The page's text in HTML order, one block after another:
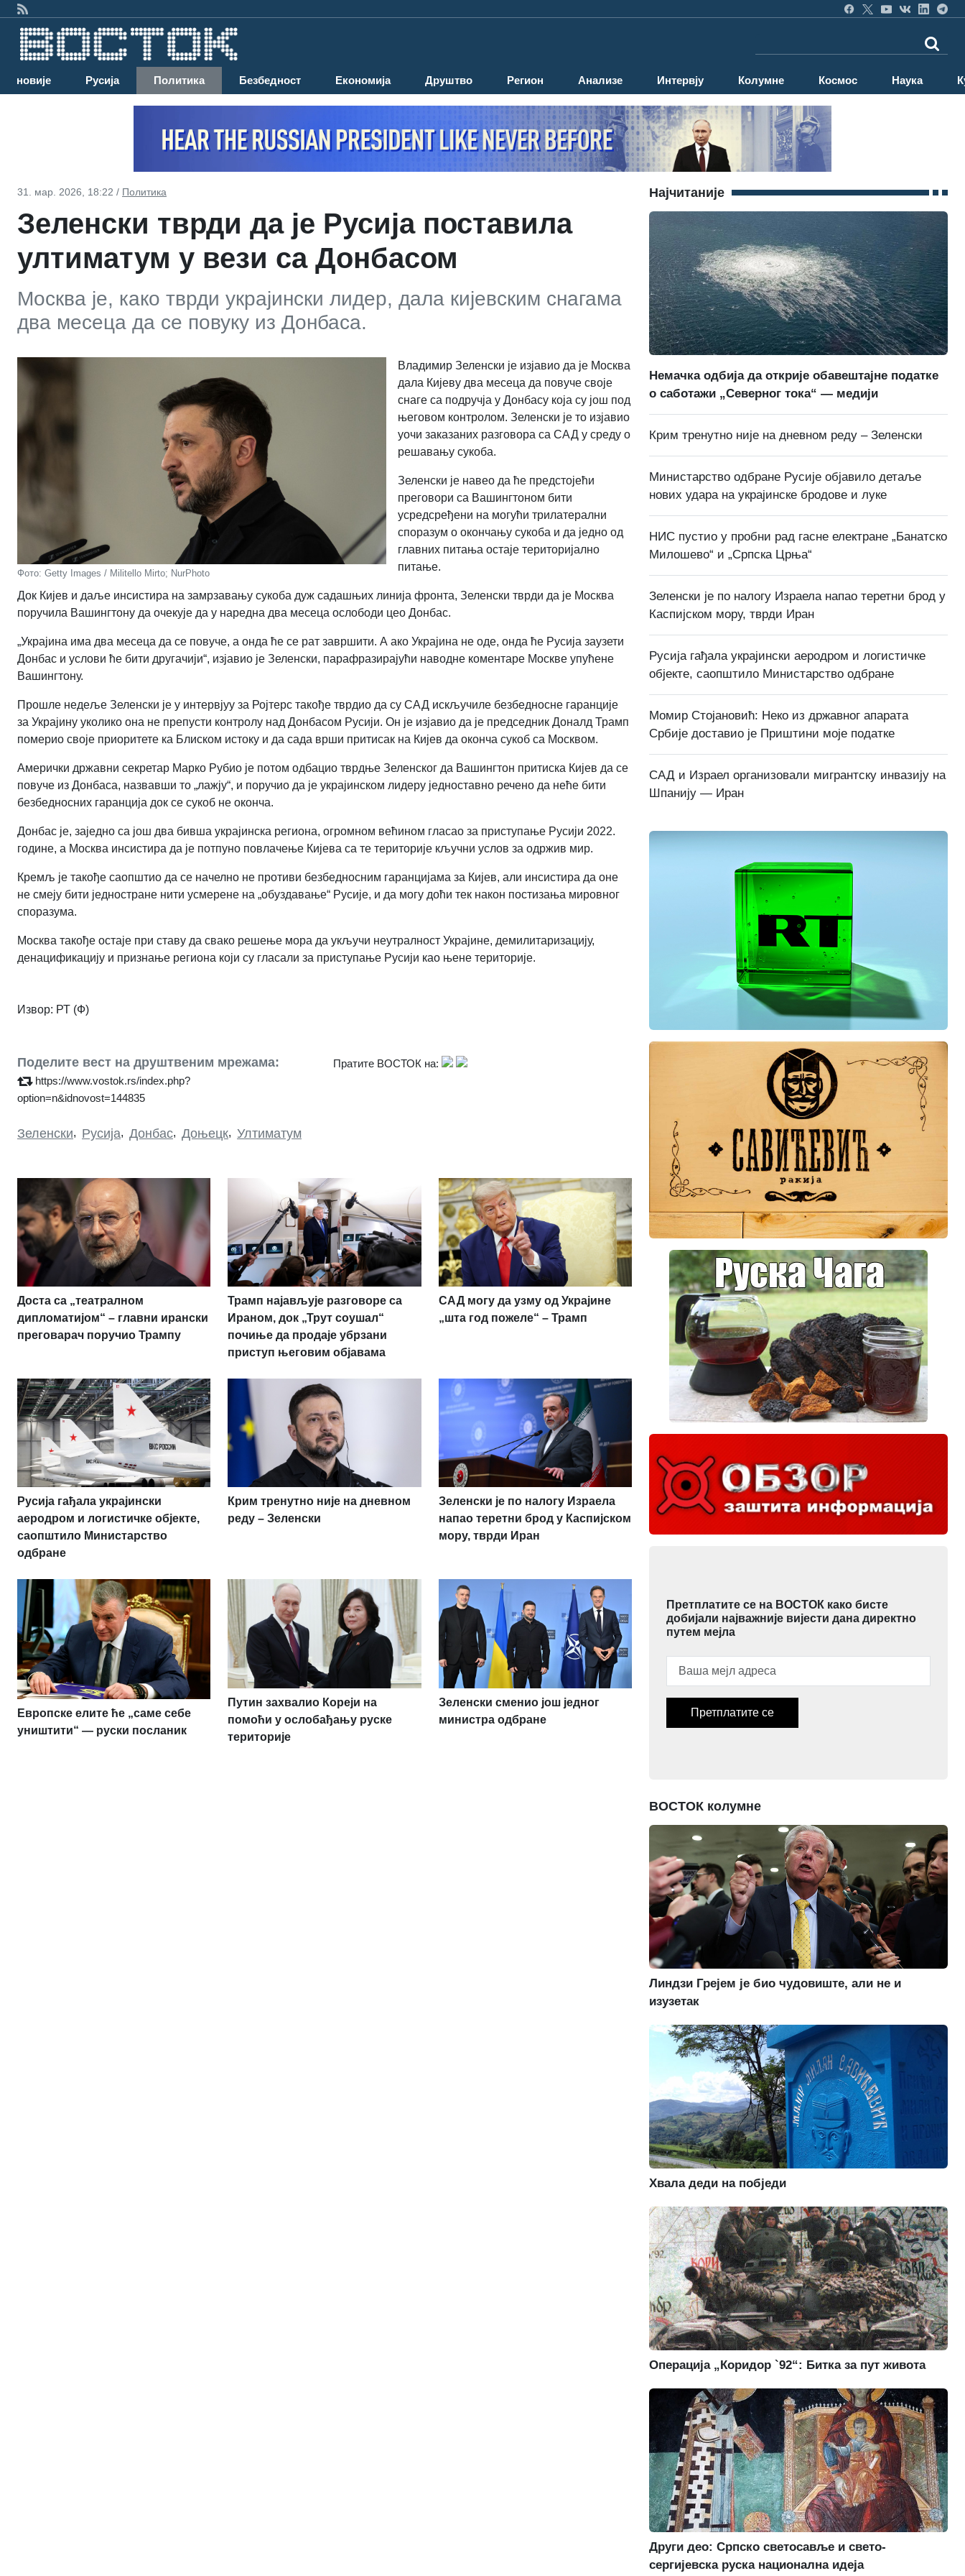
Најновије Русија Политика Безбедност Економија Друштво Регион Анализе Интервју Колумне Космос Наука
31. мар. 2026, 18:22 / Политика
Зеленски тврди да је Русија поставила
ултиматум у вези са Донбасом
Москва је, како тврди украјински лидер, дала кијевским снагама
два месеца да се повуку из Донбаса.
Фото: Getty Images / Militello Mirto; NurPhoto
Владимир Зеленски је изјавио да је Москва
дала Кијеву два месеца да повуче своје
снаге са подручја у Донбасу која су још под
његовом контролом. Зеленски је то изјавио
уочи заказаних разговора са САД у среду о
решавању сукоба.
Зеленски је навео да ће предстојећи
преговори са Вашингтоном бити
усредсређени на могући трилатерални
споразум о окончању сукоба и да једно од
главних питања остаје територијално
питање.
Док Кијев и даље инсистира на замрзавању сукоба дуж садашњих линија фронта, Зеленски тврди да је Москва
поручила Вашингтону да очекује да у наредна два месеца ослободи цео Донбас.
„Украјина има два месеца да се повуче, а онда ће се рат завршити. А ако Украјина не оде, онда ће Русија заузети
Донбас и услови ће бити другачији“, изјавио је Зеленски, парафразирајући наводне коментаре Москве упућене
Вашингтону.
Прошле недеље Зеленски је у интервјуу за Ројтерс такође тврдио да су САД искључиле безбедносне гаранције
за Украјину уколико она не препусти контролу над Донбасом Русији. Он је изјавио да је председник Доналд Трамп
померио своје приоритете ка Блиском истоку и да сада врши притисак на Кијев да оконча сукоб са Москвом.
Амерички државни секретар Марко Рубио је потом одбацио тврдње Зеленског да Вашингтон притиска Кијев да се
повуче из Донбаса, назвавши то „лажју“, и поручио да је украјинском лидеру једноставно речено да неће бити
безбедносних гаранција док се сукоб не оконча.
Донбас је, заједно са још два бивша украјинска региона, огромном већином гласао за приступање Русији 2022.
године, а Москва инсистира да је потпуно повлачење Кијева са те територије кључни услов за одржив мир.
Кремљ је такође саопштио да се начелно не противи безбедносним гаранцијама за Кијев, али инсистира да оне
не смеју бити једностране нити усмерене на „обуздавање“ Русије, и да могу доћи тек након постизања мировног
споразума.
Москва такође остаје при ставу да свако решење мора да укључи неутралност Украјине, демилитаризацију,
денацификацију и признање региона који су гласали за приступање Русији као њене територије.
Извор: РТ (Ф)
Поделите вест на друштвеним мрежама:
https://www.vostok.rs/index.php?
option=n&idnovost=144835
Пратите ВОСТОК на:
Зеленски, Русија, Донбас, Доњецк, Ултиматум
Доста са „театралном
дипломатијом“ – главни ирански
преговарач поручио Трампу
Трамп најављује разговоре са
Ираном, док „Трут соушал“
почиње да продаје убрзани
приступ његовим објавама
САД могу да узму од Украјине
„шта год пожеле“ – Трамп
Русија гађала украјински
аеродром и логистичке објекте,
саопштило Министарство
одбране
Крим тренутно није на дневном
реду – Зеленски
Зеленски је по налогу Израела
напао теретни брод у Каспијском
мору, тврди Иран
Европске елите ће „саме себе
уништити“ — руски посланик
Путин захвалио Кореји на
помоћи у ослобађању руске
територије
Зеленски сменио још једног
министра одбране
Најчитаније
Немачка одбија да открије обавештајне податке
о саботажи „Северног тока“ — медији
Крим тренутно није на дневном реду – Зеленски
Министарство одбране Русије објавило детаље
нових удара на украјинске бродове и луке
НИС пустио у пробни рад гасне електране „Банатско
Милошево“ и „Српска Црња“
Зеленски је по налогу Израела напао теретни брод у
Каспијском мору, тврди Иран
Русија гађала украјински аеродром и логистичке
објекте, саопштило Министарство одбране
Момир Стојановић: Неко из државног апарата
Србије доставио је Приштини моје податке
САД и Израел организовали мигрантску инвазију на
Шпанију — Иран
Претплатите се на ВОСТОК како бисте
добијали најважније вијести дана директно
путем мејла
Претплатите се
ВОСТОК колумне
Линдзи Грејем је био чудовиште, али не и
изузетак
Хвала деди на побједи
Операција „Коридор `92“: Битка за пут живота
Други део: Српско светосавље и свето-
сергијевска руска национална идеја